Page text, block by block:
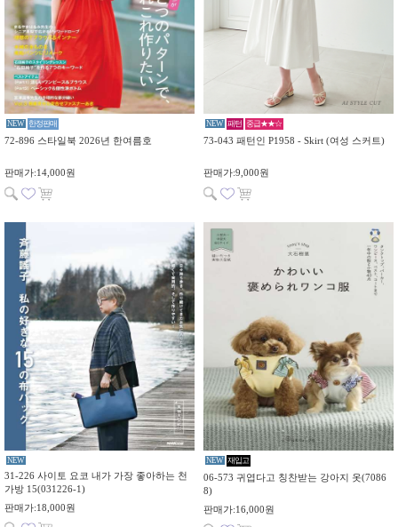
NEW 한정판매
72-896 스타일북 2026년 한여름호
판매가:14,000원
NEW 패턴 중급★★☆
73-043 패턴인 P1958 - Skirt (여성 스커트)
판매가:9,000원
NEW
31-226 사이토 요코 내가 가장 좋아하는 천
가방 15(031226-1)
판매가:18,000원
NEW 재입고
06-573 귀엽다고 칭찬받는 강아지 옷(7086
8)
판매가:16,000원